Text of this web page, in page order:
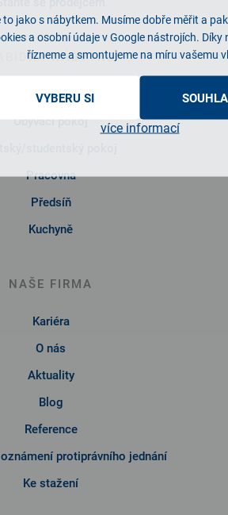
to jako s nábytkem. Musíme dobře měřit a
a osobní údaje v Google nástrojích. Díky
řízneme a smontujeme na míru vašemu
VYBERU SI
více informací
NÁBYTKU
Ložnice
Obývací pokoj
Pracovna
Předsíň
Kuchyně
NAŠE FIRMA
Kariéra
O nás
Aktuality
Blog
Reference
protiprávního jednání
Ke stažení